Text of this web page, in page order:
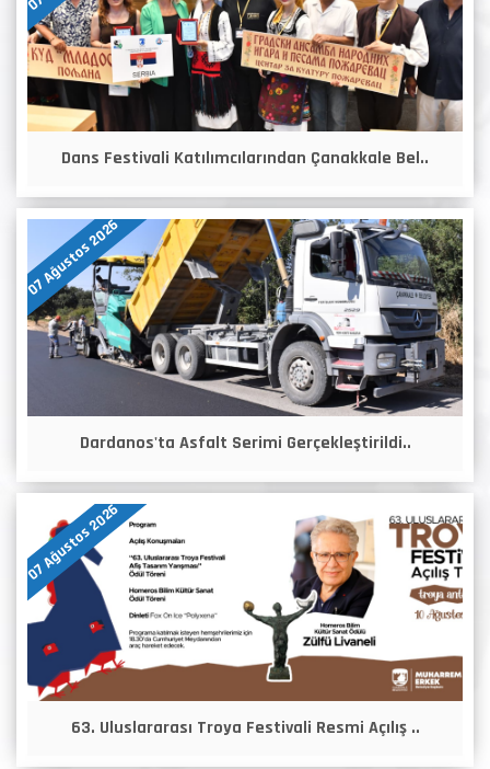
Dans Festivali Katılımcılarından Çanakkale Bel..
07 Ağustos 2026
Dardanos'ta Asfalt Serimi Gerçekleştirildi..
07 Ağustos 2026
63. Uluslararası Troya Festivali Resmi Açılış ..